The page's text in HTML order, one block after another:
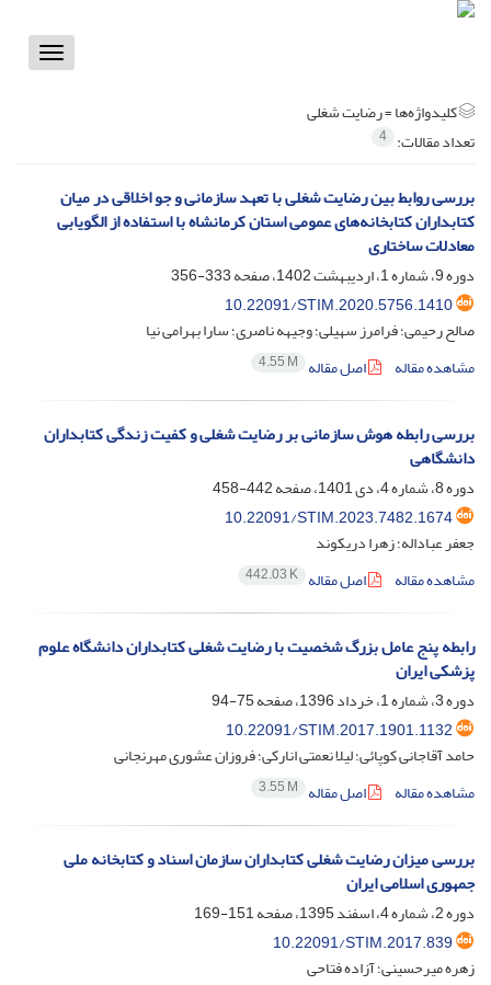
Toggle
کلیدواژه‌ها =رضایت شغلی
تعداد مقالات: 4
بررسی روابط بین رضایت شغلی با تعهد سازمانی و جو اخلاقی در میان
کتابداران کتابخانه‌‌های عمومی استان کرمانشاه با استفاده از الگویابی
معادلات ساختاری
دوره 9، شماره 1، اردیبهشت 1402، صفحه
333-356
10.22091/STIM.2020.5756.1410
صالح رحیمی؛ فرامرز سهیلی؛ وجیهه ناصری؛ سارا بهرامی نیا
مشاهده مقاله
اصل مقاله 4.55 M
بررسی رابطه هوش سازمانی بر رضایت شغلی و کفیت زندگی کتابداران
دانشگاهی
دوره 8، شماره 4، دی 1401، صفحه
442-458
10.22091/STIM.2023.7482.1674
جعفر عباداله؛ زهرا دریکوند
مشاهده مقاله
اصل مقاله 442.03 K
رابطه پنج عامل بزرگ شخصیت با رضایت شغلی کتابداران دانشگاه علوم
پزشکی ایران
دوره 3، شماره 1، خرداد 1396، صفحه
75-94
10.22091/STIM.2017.1901.1132
حامد آقاجانی کوپائی؛ لیلا نعمتی انارکی؛ فروزان عشوری مهرنجانی
مشاهده مقاله
اصل مقاله 3.55 M
بررسی میزان رضایت شغلی کتابداران سازمان اسناد و کتابخانه ملی
جمهوری اسلامی ایران
دوره 2، شماره 4، اسفند 1395، صفحه
151-169
10.22091/STIM.2017.839
زهره میرحسینی؛ آزاده فتاحی